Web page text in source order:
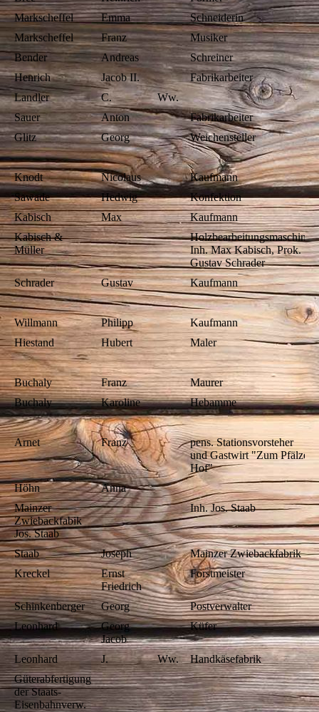
Markscheffel
Emma
Schneiderin
Markscheffel
Franz
Musiker
Bender
Andreas
Schreiner
Henrich
Jacob II.
Fabrikarbeiter
Landler
C.
Ww.
Sauer
Anton
Fabrikarbeiter
Glitz
Georg Weichensteller
Knodt Nicolaus
Kaufmann
Sawade
Hedwig
Konfektion
Kabisch
Max
Kaufmann
Kabisch &
Müller
Holzbearbeitungsmaschinen
Inh. Max Kabisch, Prok.
Gustav Schrader
Schrader
Gustav Kaufmann
Willmann Philipp
Kaufmann
Hiestand
Hubert Maler
Buchaly Franz
Maurer
Buchaly
Karoline Hebamme
Arnet Franz
pens. Stationsvorsteher
und Gastwirt "Zum Pfälzer
Hof"
Höhn
Anna
Mainzer
Zwiebackfabik
Jos. Staab
Inh. Jos. Staab
Staab Joseph
Mainzer Zwiebackfabrik
Kreckel
Ernst
Friedrich
Forstmeister
Schinkenberger Georg
Postverwalter
Leonhard
Georg
Jacob
Küfer
Leonhard J. Ww.
Handkäsefabrik
Güterabfertigung
der Staats-
Eisenbahnverw.